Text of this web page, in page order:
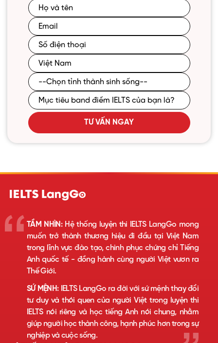
TƯ VẤN NGAY
TẦM NHÌN:Hệ thống luyện thi IELTS LangGo mong
muốn trở thành thương hiệu đi đầu tại Việt Nam
trong lĩnh vực đào tạo, chinh phục chứng chỉ Tiếng
Anh quốc tế - đồng hành cùng người Việt vươn ra
Thế Giới.
SỨ MỆNH:IELTS LangGo ra đời với sứ mệnh thay đổi
tư duy và thói quen của người Việt trong luyện thi
IELTS nói riêng và học tiếng Anh nói chung, nhằm
giúp người học thành công, hạnh phúc hơn trong sự
nghiệp và cuộc sống.